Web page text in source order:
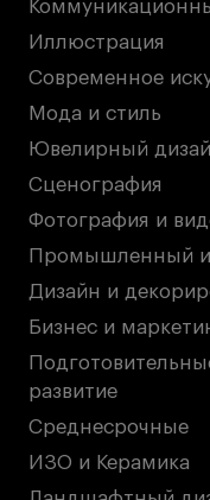
Иллюстрация
Современное
Мода и стиль
Ювелирный
Сценография
Фотография и
Промышленный и
Дизайн и
Бизнес и
развитие
Среднесрочные
ИЗО и Керамика